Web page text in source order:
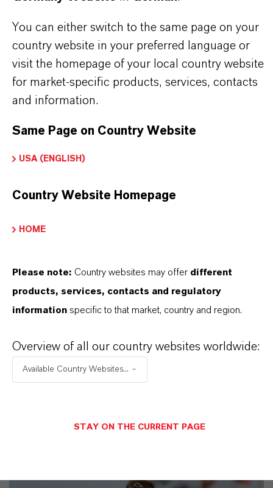
lokalen LANXESS-Vertreter.
PRODUKTINFORMATIONEN
(CAS-Register Nummer)
99-6
PRODUKTSYNONYME
You can either switch to the same page on your
country website in your preferred language or
visit the homepage of your local country website
for market-specific products, services, contacts
and information.
Same Page on Country Website
USA (ENGLISH)
Country Website Homepage
HOME
Please note: Country websites may offer different
products, services, contacts and regulatory
information specific to that market, country and region.
Overview of all our country websites worldwide:
Available Country Websites...
STAY ON THE CURRENT PAGE